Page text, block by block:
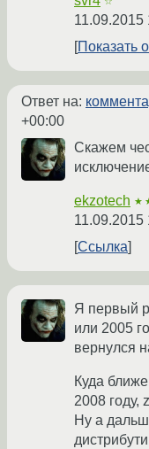
11.09.2015
Показать
Ответ на:
+00:00
Скажем
ekzotech
11.09.2015
Ссылка
Я первый
или 2005
вернулся
Куда
2008 году,
Ну а